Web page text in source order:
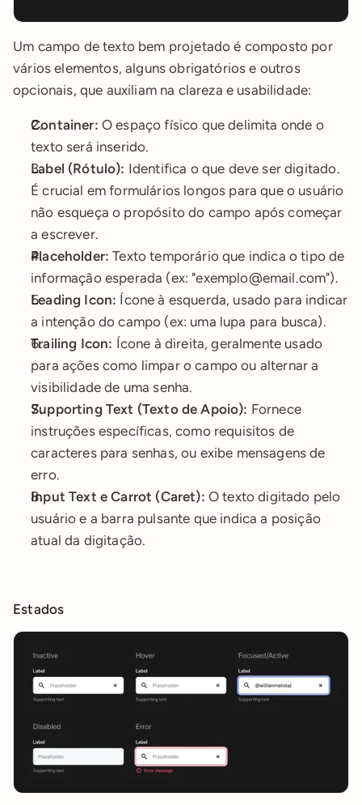
Um campo de texto bem projetado é composto por
vários elementos, alguns obrigatórios e outros
opcionais, que auxiliam na clareza e usabilidade:
Container: O espaço físico que delimita onde o
texto será inserido.
Label (Rótulo): Identifica o que deve ser digitado.
É crucial em formulários longos para que o usuário
não esqueça o propósito do campo após começar
a escrever.
Placeholder: Texto temporário que indica o tipo de
informação esperada (ex: "exemplo@email.com").
Leading Icon: Ícone à esquerda, usado para indicar
a intenção do campo (ex: uma lupa para busca).
Trailing Icon: Ícone à direita, geralmente usado
para ações como limpar o campo ou alternar a
visibilidade de uma senha.
Supporting Text (Texto de Apoio): Fornece
instruções específicas, como requisitos de
caracteres para senhas, ou exibe mensagens de
erro.
Input Text e Carrot (Caret): O texto digitado pelo
usuário e a barra pulsante que indica a posição
atual da digitação.
Estados